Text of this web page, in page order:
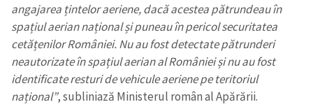
angajarea țintelor aeriene, dacă acestea pătrundeau în
spațiul aerian național și puneau în pericol securitatea
cetățenilor României. Nu au fost detectate pătrunderi
neautorizate în spațiul aerian al României și nu au fost
identificate resturi de vehicule aeriene pe teritoriul
național”, subliniază Ministerul român al Apărării.